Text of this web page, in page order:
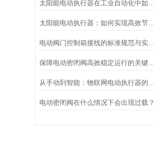
太阳能电动执行器：如何实现高效节能的自动化控制？
保障电动密闭阀高效稳定运行的关键举措
电动密闭阀在什么情况下会出现过载？